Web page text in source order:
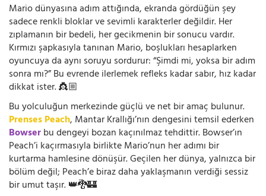
Mario dünyasına adım attığında, ekranda gördüğün şey
sadece renkli bloklar ve sevimli karakterler değildir. Her
zıplamanın bir bedeli, her gecikmenin bir sonucu vardır.
Kırmızı şapkasıyla tanınan Mario, boşlukları hesaplarken
oyuncuya da aynı soruyu sordurur: “Şimdi mi, yoksa bir adım
sonra mı?” Bu evrende ilerlemek refleks kadar sabır, hız kadar
dikkat ister. 👸🏼
Bu yolculuğun merkezinde güçlü ve net bir amaç bulunur.
Prenses Peach, Mantar Krallığı’nın dengesini temsil ederken
Bowserbu dengeyi bozan kaçınılmaz tehdittir. Bowser’ın
Peach’i kaçırmasıyla birlikte Mario’nun her adımı bir
kurtarma hamlesine dönüşür. Geçilen her dünya, yalnızca bir
bölüm değil; Peach’e biraz daha yaklaşmanın verdiği sessiz
bir umut taşır. 👑🐉🏰